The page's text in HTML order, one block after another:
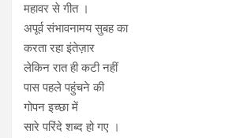
महावर से गीत ।
अपूर्व संभावनामय सुबह का
करता रहा इंतेज़ार
लेकिन रात ही कटी नहीं
पास पहले पहुंचने की
गोपन इच्छा में
सारे परिंदे शब्द हो गए ।